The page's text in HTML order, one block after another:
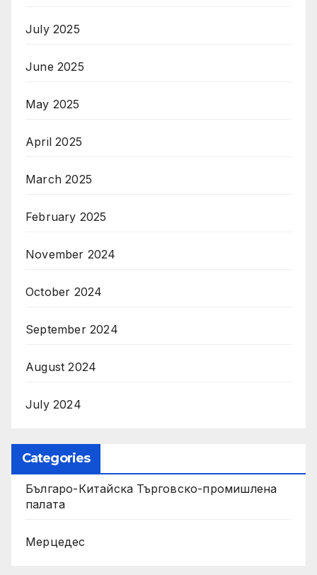
July 2025
June 2025
May 2025
April 2025
March 2025
February 2025
November 2024
October 2024
September 2024
August 2024
July 2024
Categories
Българо-Китайска Търговско-промишлена
палaта
Мерцедес